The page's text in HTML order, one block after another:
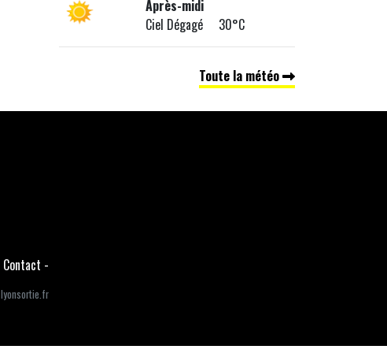
Après-midi
Ciel Dégagé 30°C
Toute la météo
Contact -
lyonsortie.fr